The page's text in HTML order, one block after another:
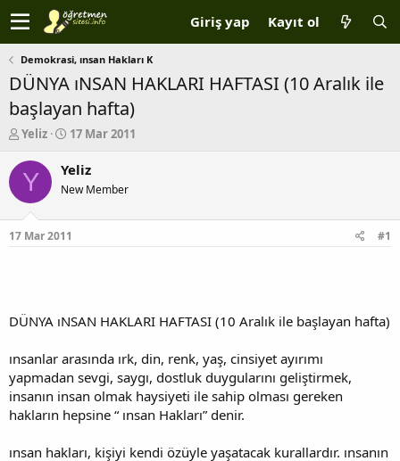
Giriş yap Kayıt ol
Demokrasi, ınsan Hakları K
DÜNYA ıNSAN HAKLARI HAFTASI (10 Aralık ile
başlayan hafta)
K
n
b
u
u
b
t
n
Yeliz
B
ş
a
g
ı
i
i
17 Mar 2011
Y Yeliz
New Member
17 Mar 2011 #1
DÜNYA ıNSAN HAKLARI HAFTASI (10 Aralık ile başlayan hafta)
ınsanlar arasında ırk, din, renk, yaş, cinsiyet ayırımı
yapmadan sevgi, saygı, dostluk duygularını geliştirmek,
insanın insan olmak haysiyeti ile sahip olması gereken
hakların hepsine “ ınsan Hakları” denir.
ınsan hakları, kişiyi kendi özüyle yaşatacak kurallardır. ınsanın